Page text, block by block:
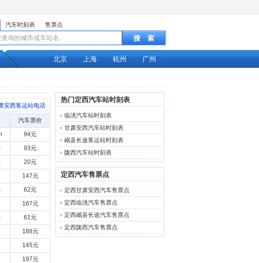
汽车时刻表 售票点
北京 上海 杭州 广州
安西客运站电话
汽车票价
94元
93元
20元
147元
62元
167元
61元
188元
145元
197元
热门定西汽车站时刻表
临洮汽车站时刻表
甘肃安西汽车站时刻表
岷县长途客运站时刻表
陇西汽车站时刻表
定西汽车售票点
定西甘肃安西汽车售票点
定西临洮汽车售票点
定西岷县长途汽车售票点
定西陇西汽车售票点